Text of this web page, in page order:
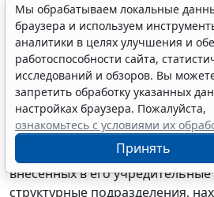
Ссылка налогоплательщика на
постановки на налоговый учет
налогоплательщиков является
поскольку данное
его от уплаты налога на
установленном законом.
Налоговой проверкой
обособленных подразделений
внесенных в его
структурные подразделения,
Мы обрабатываем локальные
браузера и используем
аналитики в целях улучшения и
работоспособности сайта,
исследований и обзоров. Вы
запретить обработку указанных
настройках браузера. Пожалуйста,
ознакомьтесь с условиями их
Принять